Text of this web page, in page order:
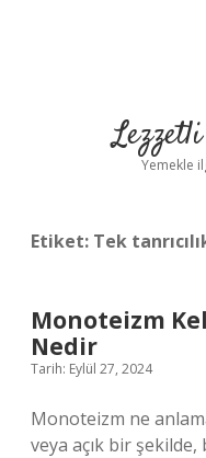
Yemekle
Etiket: Tek
Monoteizm
Nedir
Tarih: Eylül 27, 2024
Monoteizm ne
veya açık bir şekilde,